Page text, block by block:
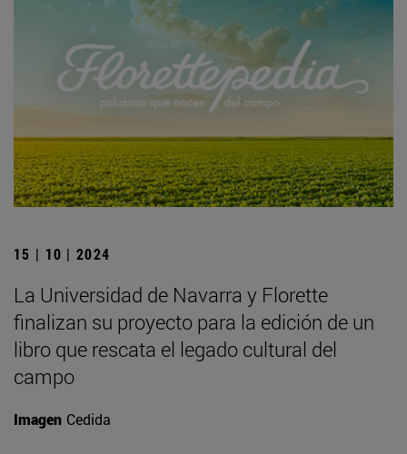
15 | 10 | 2024
La Universidad de Navarra y Florette
finalizan su proyecto para la edición de un
libro que rescata el legado cultural del
campo
Imagen Cedida